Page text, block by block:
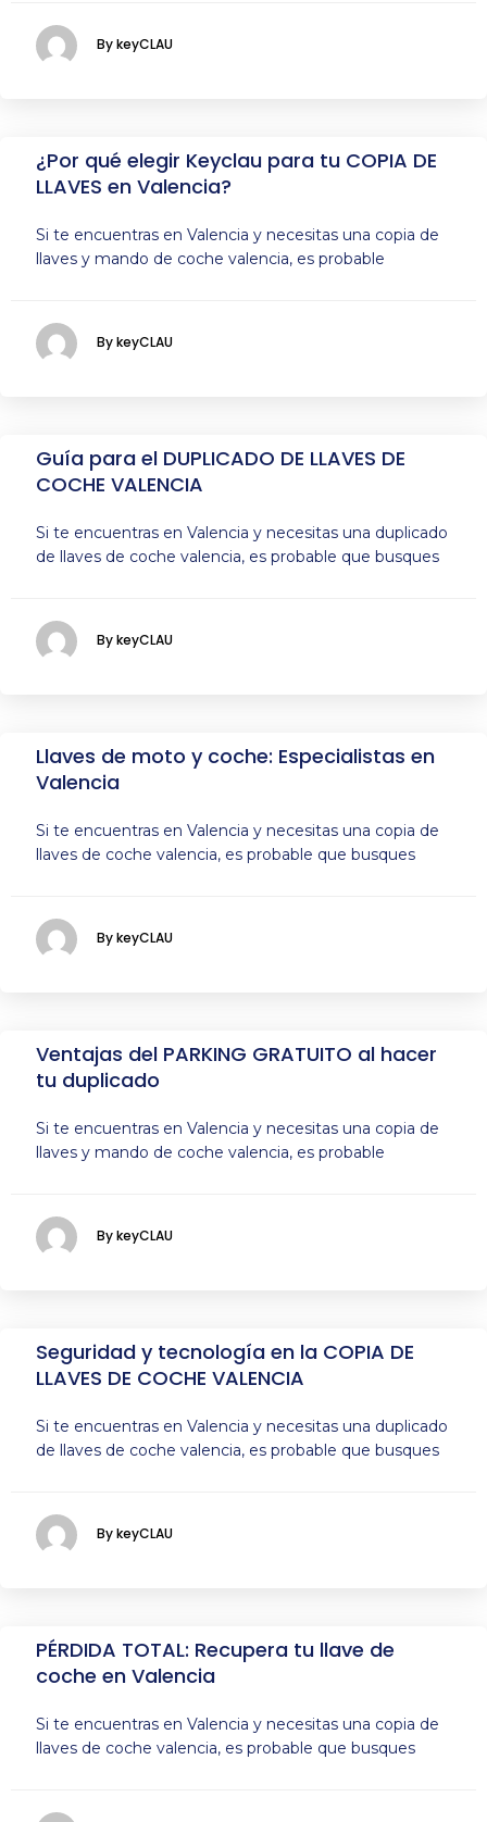
By keyCLAU
¿Por qué elegir Keyclau para tu COPIA DE
LLAVES en Valencia?
Si te encuentras en Valencia y necesitas una copia de
llaves y mando de coche valencia, es probable
By keyCLAU
Guía para el DUPLICADO DE LLAVES DE
COCHE VALENCIA
Si te encuentras en Valencia y necesitas una duplicado
de llaves de coche valencia, es probable que busques
By keyCLAU
Llaves de moto y coche: Especialistas en
Valencia
Si te encuentras en Valencia y necesitas una copia de
llaves de coche valencia, es probable que busques
By keyCLAU
Ventajas del PARKING GRATUITO al hacer
tu duplicado
Si te encuentras en Valencia y necesitas una copia de
llaves y mando de coche valencia, es probable
By keyCLAU
Seguridad y tecnología en la COPIA DE
LLAVES DE COCHE VALENCIA
Si te encuentras en Valencia y necesitas una duplicado
de llaves de coche valencia, es probable que busques
By keyCLAU
PÉRDIDA TOTAL: Recupera tu llave de
coche en Valencia
Si te encuentras en Valencia y necesitas una copia de
llaves de coche valencia, es probable que busques